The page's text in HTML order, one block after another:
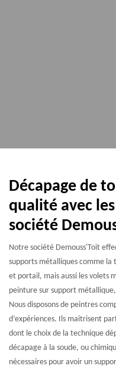
Décapage de
qualité avec
société
Notre société Demouss'Toit
supports métalliques comme
et portail, mais aussi les volets
peinture sur support
Nous disposons de peintres
d’expériences. Ils maitrisent
dont le choix de la technique
décapage à la soude, ou
nécessaires pour avoir un